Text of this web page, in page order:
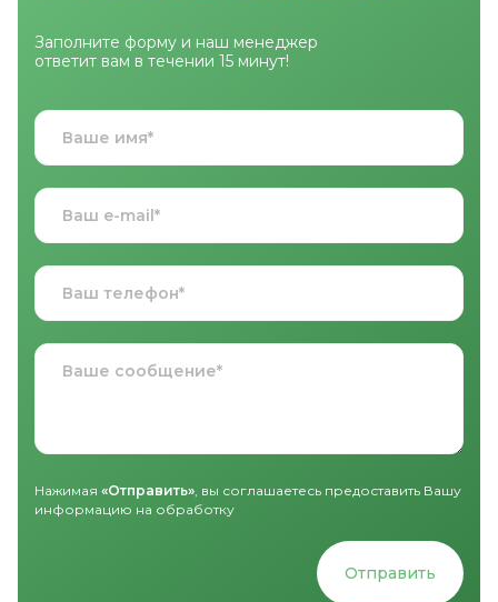
Заполните форму и наш менеджер
ответит вам в течении 15 минут!
Нажимая «Отправить» , вы соглашаетесь предоставить Вашу
информацию на обработку
Отправить